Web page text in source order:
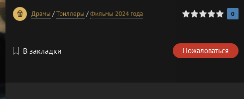
Драмы /Триллеры /Фильмы 2024 года
0 1 2 0
В закладки Пожаловаться